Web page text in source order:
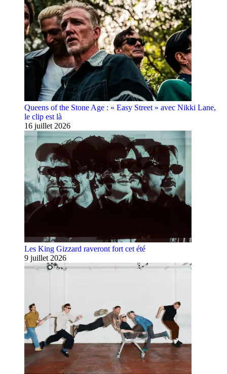
Queens of the Stone Age : « Easy Street » avec Nikki Lane,
le clip est là
16 juillet 2026
Les King Gizzard raveront fort cet été
9 juillet 2026